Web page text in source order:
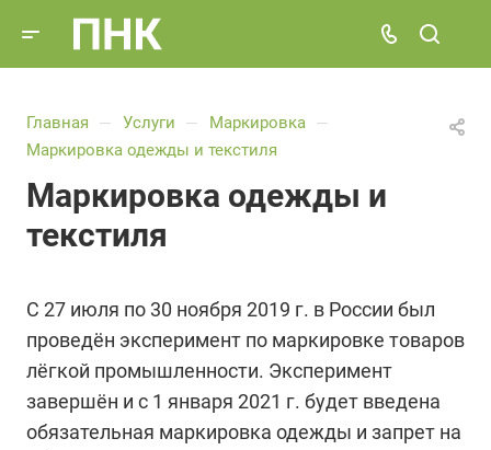
Главная — Услуги — Маркировка —
Маркировка одежды и текстиля
Маркировка одежды и
текстиля
С 27 июля по 30 ноября 2019 г. в России был
проведён эксперимент по маркировке товаров
лёгкой промышленности. Эксперимент
завершён и с 1 января 2021 г. будет введена
обязательная маркировка одежды и запрет на